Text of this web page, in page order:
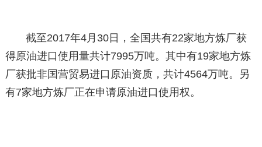
截至2017年4月30日，全国共有22家地方炼厂获
得原油进口使用量共计7995万吨。其中有19家地方炼
厂获批非国营贸易进口原油资质，共计4564万吨。另
有7家地方炼厂正在申请原油进口使用权。